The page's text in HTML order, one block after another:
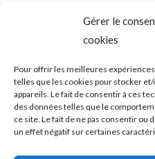
Gérer le
cookies
Pour offrir les meilleures
telles que les cookies pour stocker
appareils. Le fait de consentir à ces
des données telles que le
ce site. Le fait de ne pas consentir
un effet négatif sur certaines